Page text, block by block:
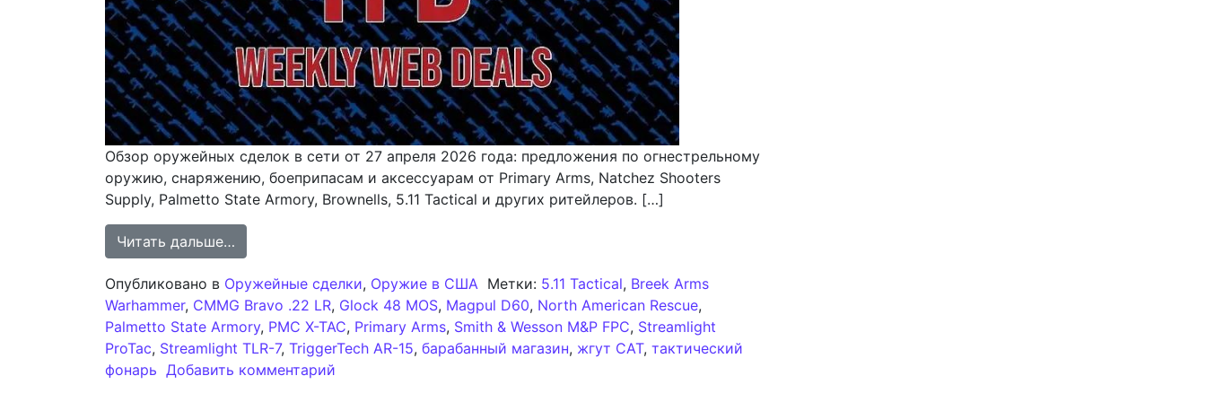
Обзор оружейных сделок в сети от 27 апреля 2026 года: предложения по огнестрельному
оружию, снаряжению, боеприпасам и аксессуарам от Primary Arms, Natchez Shooters
Supply, Palmetto State Armory, Brownells, 5.11 Tactical и других ритейлеров. […]
Читать дальше…
Опубликовано в Оружейные сделки, Оружие в США Метки: 5.11 Tactical, Breek Arms
Warhammer, CMMG Bravo .22 LR, Glock 48 MOS, Magpul D60, North American Rescue,
Palmetto State Armory, PMC X-TAC, Primary Arms, Smith & Wesson M&P FPC, Streamlight
ProTac, Streamlight TLR-7, TriggerTech AR-15, барабанный магазин, жгут CAT, тактический
фонарь Добавить комментарий